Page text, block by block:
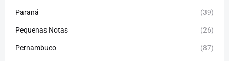
Paraná (39)
Pequenas Notas (26)
Pernambuco (87)